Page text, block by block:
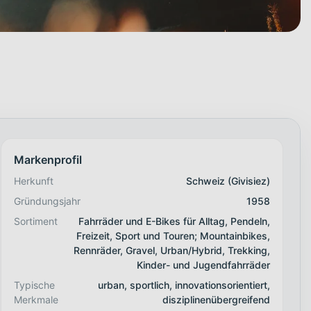
Markenprofil
Herkunft
Schweiz (Givisiez)
Gründungsjahr
1958
Sortiment
Fahrräder und E-Bikes für Alltag, Pendeln,
Freizeit, Sport und Touren; Mountainbikes,
Rennräder, Gravel, Urban/Hybrid, Trekking,
Kinder- und Jugendfahrräder
Typische
Merkmale
urban, sportlich, innovationsorientiert,
disziplinenübergreifend